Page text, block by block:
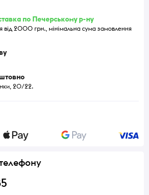
по Печерському р-ну
від 2000 грн., мінімальна сума замовлення
20/22.